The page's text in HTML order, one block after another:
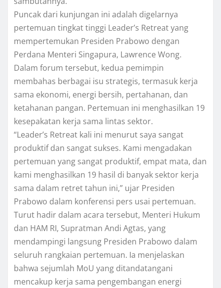
Puncak dari kunjungan ini adalah digelarnya
pertemuan tingkat tinggi Leader’s Retreat yang
mempertemukan Presiden Prabowo dengan
Perdana Menteri Singapura, Lawrence Wong.
Dalam forum tersebut, kedua pemimpin
membahas berbagai isu strategis, termasuk kerja
sama ekonomi, energi bersih, pertahanan, dan
ketahanan pangan. Pertemuan ini menghasilkan 19
kesepakatan kerja sama lintas sektor.
“Leader’s Retreat kali ini menurut saya sangat
produktif dan sangat sukses. Kami mengadakan
pertemuan yang sangat produktif, empat mata, dan
kami menghasilkan 19 hasil di banyak sektor kerja
sama dalam retret tahun ini,” ujar Presiden
Prabowo dalam konferensi pers usai pertemuan.
Turut hadir dalam acara tersebut, Menteri Hukum
dan HAM RI, Supratman Andi Agtas, yang
mendampingi langsung Presiden Prabowo dalam
seluruh rangkaian pertemuan. Ia menjelaskan
bahwa sejumlah MoU yang ditandatangani
mencakup kerja sama pengembangan energi